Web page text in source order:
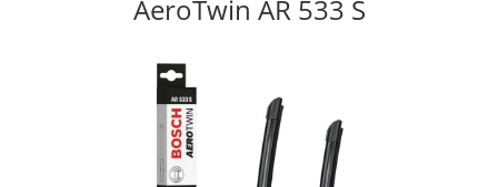
AeroTwin AR 533 S